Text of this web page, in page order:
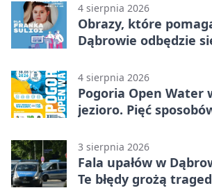
4 sierpnia 2026
Obrazy, które
Dąbrowie odbędzie
4 sierpnia 2026
Pogoria Open Water
jezioro. Pięć
3 sierpnia 2026
Fala upałów w
Te błędy grożą